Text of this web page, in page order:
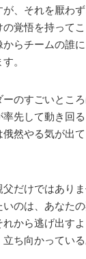
が、それを厭わ
の覚悟を持って
らチームの誰
。
ーのすごいとこ
率先して動き回
然やる気が出
だけではあり
のは、あなた
から逃げ出す
立ち向かってい